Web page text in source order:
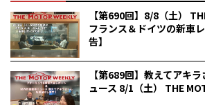
【第690回】8/8（土）
フランス＆ドイツの新車
告】
【第689回】教えてアキ
ュース 8/1（土） THE